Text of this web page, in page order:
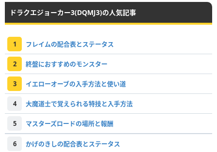
ドラクエジョーカー3(DQMJ3)の人気記事
1 フレイムの配合表とステータス
2 終盤におすすめのモンスター
3 イエローオーブの入手方法と使い道
4 大魔道士で覚えられる特技と入手方法
5 マスターズロードの場所と報酬
6 かげのきしの配合表とステータス